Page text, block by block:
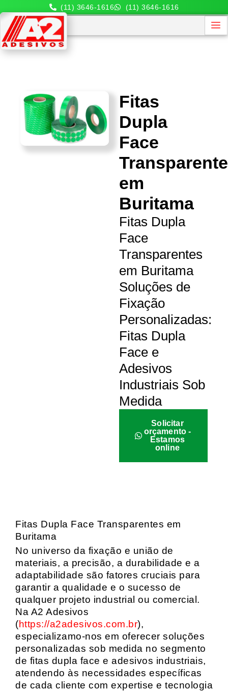
(11) 3646-1616 (11) 3646-1616
Fitas
Dupla
Face
em
Buritama
Fitas Dupla
Face
Transparentes
em Buritama
Soluções de
Fixação
Personalizadas:
Fitas Dupla
Face e
Adesivos
Industriais Sob
Medida
Solicitar
orçamento -
Estamos
online
Fitas Dupla Face Transparentes em
Buritama
No universo da fixação e união de
materiais, a precisão, a durabilidade e a
adaptabilidade são fatores cruciais para
garantir a qualidade e o sucesso de
qualquer projeto industrial ou comercial.
Na A2 Adesivos
(https://a2adesivos.com.br),
especializamo-nos em oferecer soluções
personalizadas sob medida no segmento
de fitas dupla face e adesivos industriais,
atendendo às necessidades específicas
de cada cliente com expertise e tecnologia